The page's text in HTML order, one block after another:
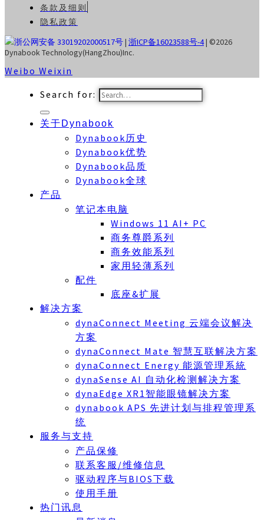
条款及细则
隐私政策
浙公网安备 33019202000517号| 浙ICP备16023588号-4| ©2026
Dynabook Technology(HangZhou)Inc.
Weibo Weixin
Search for:
关于Dynabook
Dynabook历史
Dynabook优势
Dynabook品质
Dynabook全球
产品
笔记本电脑
Windows 11 AI+ PC
商务尊爵系列
商务效能系列
家用轻薄系列
配件
底座&扩展
解决方案
dynaConnect Meeting 云端会议解决
方案
dynaConnect Mate 智慧互联解决方案
dynaConnect Energy 能源管理系統
dynaSense AI 自动化检测解决方案
dynaEdge XR1智能眼镜解决方案
dynabook APS 先进计划与排程管理系
统
服务与支持
产品保修
联系客服/维修信息
驱动程序与BIOS下载
使用手册
热门讯息